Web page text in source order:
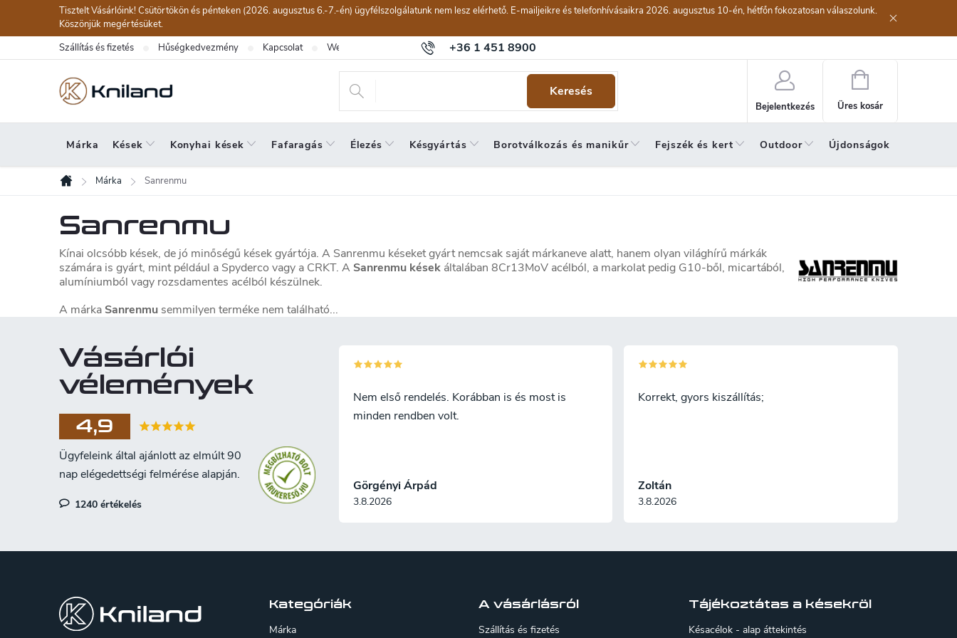
fő
tartalomhoz
Tisztelt Vásárlóink! Csütörtökön és pénteken (2026. augusztus 6.-7.-én) ügyfélszolgálatunk nem lesz elérhető. E-mailjeikre és telefonhívásaikra 2026. augusztus 10-én, hétfőn fokozatosan válaszolunk.
Köszönjük megértésüket.
+36 1 451 8900
Szállítás és fizetés Hűségkedvezmény Kapcsolat Webáruház értékelése Általános szerződési feltételek
Keresés
Bejelentkezés
Kosár
Üres kosár
Márka Kések Konyhai kések Fafaragás Élezés Késgyártás Borotválkozás és manikűr Fejszék és kert Outdoor Újdonságok
Kezdőlap
Márka Sanrenmu
Sanrenmu
Kínai olcsóbb kések, de jó minőségű kések gyártója. A Sanrenmu késeket gyárt nemcsak saját márkaneve alatt, hanem olyan világhírű márkák
számára is gyárt, mint például a Spyderco vagy a CRKT. A Sanrenmu kések általában 8Cr13MoV acélból, a markolat pedig G10-ből, micartából,
alumíniumból vagy rozsdamentes acélból készülnek.
A márka Sanrenmu semmilyen terméke nem található...
Vásárlói
vélemények
4,9
1240 értékelés
Görgényi Árpád
3.8.2026
Nem első rendelés. Korábban is és most is
minden rendben volt.
Zoltán
3.8.2026
Korrekt, gyors kiszállítás;
Kategóriák
Márka
A vásárlásról
Szállítás és fizetés
Tájékoztátas a késekröl
Késacélok - alap áttekintés